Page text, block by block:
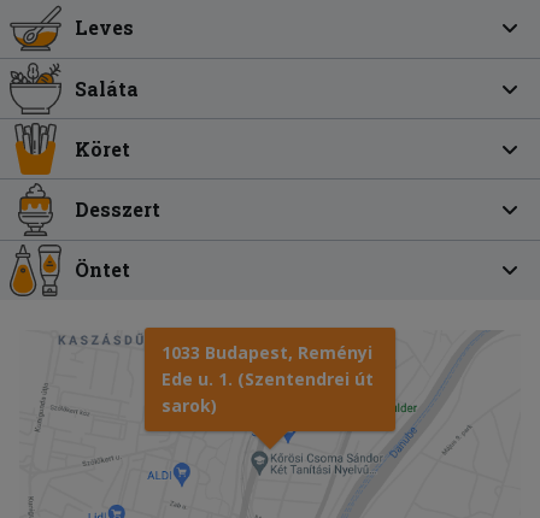
Leves
Saláta
Köret
Desszert
Öntet
1033 Budapest, Reményi
Ede u. 1. (Szentendrei út
sarok)